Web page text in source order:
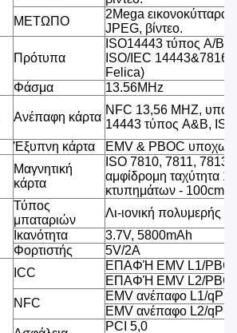
ΜΕΤΩΠΟ
2Mega εικονοκύτταρα,
JPEG, βίντεο.
Πρότυπα
ISO14443 τύπος A/B
ISO/IEC 14443&7816,
Felica)
Φάσμα
13.56MHz
Ανέπαφη κάρτα
NFC 13,56 MHZ,
14443 τύπος A&B,
Έξυπνη κάρτα EMV & PBOC
Μαγνητική
κάρτα
ISO 7810, 7811, 7813
αμφίδρομη ταχύτητα
κτυπημάτων - 100cm/
Τύπος
μπαταριών
Λι-ιονική πολυμερής
Ικανότητα
3.7V, 5800mAh
Φορτιστής
5V/2A
ICC
ΕΠΑΦΉ EMV L1/
ΕΠΑΦΉ EMV L2/
NFC
EMV ανέπαφο L1/
EMV ανέπαφο L2/
PCI 5,0